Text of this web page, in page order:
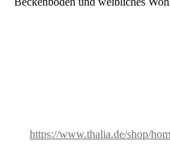
https://www.thalia.de/shop/